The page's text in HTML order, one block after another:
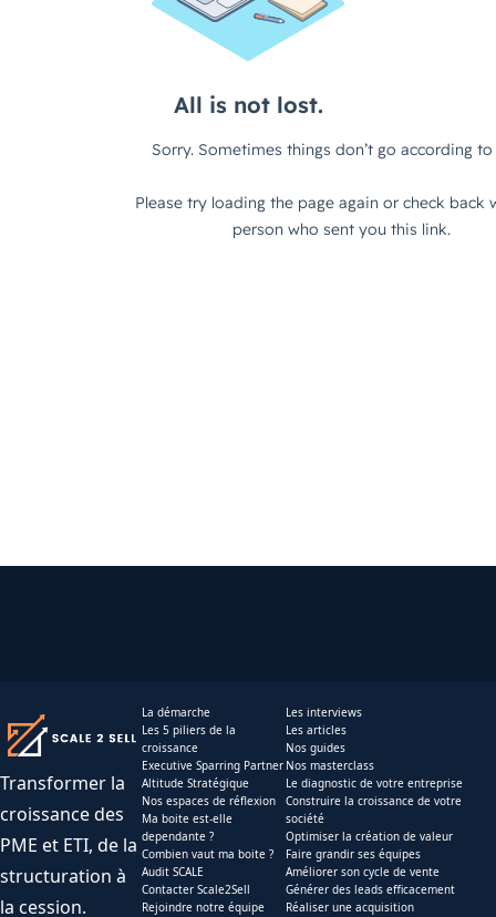
Transformer la
croissance des
PME et ETI, de la
structuration à
la cession.
La démarche
Les 5 piliers de la
croissance
Executive Sparring Partner
Altitude Stratégique
Nos espaces de réflexion
Ma boite est-elle
dependante ?
Combien vaut ma boite ?
Audit SCALE
Contacter Scale2Sell
Rejoindre notre équipe
Les interviews
Les articles
Nos guides
Nos masterclass
Le diagnostic de votre entreprise
Construire la croissance de votre
société
Optimiser la création de valeur
Faire grandir ses équipes
Améliorer son cycle de vente
Générer des leads efficacement
Réaliser une acquisition